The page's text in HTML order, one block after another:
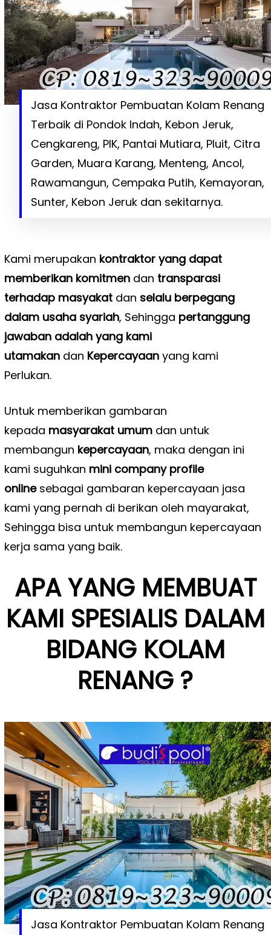
Jasa Kontraktor Pembuatan Kolam Renang
Terbaik di Pondok Indah, Kebon Jeruk,
Cengkareng, PIK, Pantai Mutiara, Pluit, Citra
Garden, Muara Karang, Menteng, Ancol,
Rawamangun, Cempaka Putih, Kemayoran,
Sunter, Kebon Jeruk dan sekitarnya.
Kami merupakan kontraktor yang dapat
memberikan komitmendan transparasi
terhadap masyakatdan selalu berpegang
dalam usaha syariah, Sehingga pertanggung
jawaban adalah yang kami
utamakandan Kepercayaanyang kami
Perlukan.
Untuk memberikan gambaran
kepada masyarakat umumdan untuk
membangun kepercayaan, maka dengan ini
kami suguhkan mini company profile
onlinesebagai gambaran kepercayaan jasa
kami yang pernah di berikan oleh mayarakat,
Sehingga bisa untuk membangun kepercayaan
kerja sama yang baik.
APA YANG MEMBUAT
KAMI SPESIALIS DALAM
BIDANG KOLAM
RENANG ?
Jasa Kontraktor Pembuatan Kolam Renang